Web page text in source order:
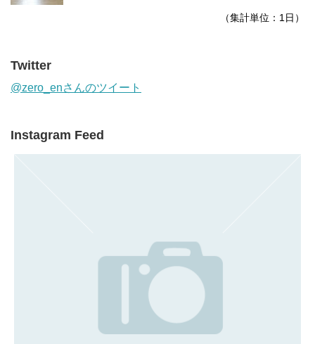
（集計単位：1日）
Twitter
@zero_enさんのツイート
Instagram Feed